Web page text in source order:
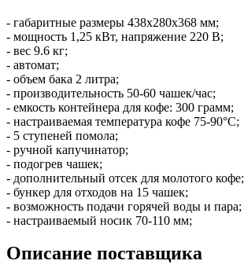
- габаритные размеры 438x280x368 мм;
- мощность 1,25 кВт, напряжение 220 В;
- вес 9.6 кг;
- автомат;
- объем бака 2 литра;
- производительность 50-60 чашек/час;
- емкость контейнера для кофе: 300 грамм;
- настраиваемая температура кофе 75-90°C;
- 5 ступеней помола;
- ручной капучинатор;
- подогрев чашек;
- дополнительный отсек для молотого кофе;
- бункер для отходов на 15 чашек;
- возможность подачи горячей воды и пара;
- настраиваемый носик 70-110 мм;
Описание поставщика